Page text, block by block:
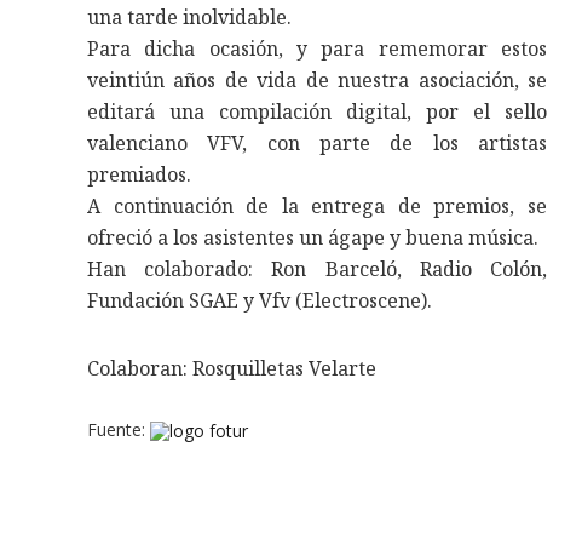
una tarde inolvidable.
Para dicha ocasión, y para rememorar estos
veintiún años de vida de nuestra asociación, se
editará una compilación digital, por el sello
valenciano VFV, con parte de los artistas
premiados.
A continuación de la entrega de premios, se
ofreció a los asistentes un ágape y buena música.
Han colaborado: Ron Barceló, Radio Colón,
Fundación SGAE y Vfv (Electroscene).
Colaboran: Rosquilletas Velarte
Fuente: